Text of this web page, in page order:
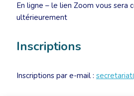
En ligne – le lien Zoom vous sera
ultérieurement
Inscriptions
Inscriptions par e-mail :